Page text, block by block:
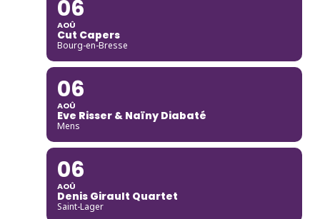
06
AOÛ
Cut Capers
Bourg-en-Bresse
06
AOÛ
Eve Risser & Naïny Diabaté
Mens
06
AOÛ
Denis Girault Quartet
Saint-Lager